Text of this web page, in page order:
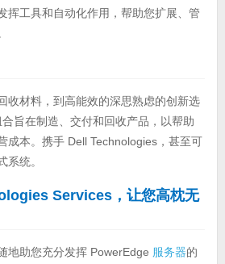
挥工具和自动化作用，帮助您扩展、管
收材料，到高能效的深思熟虑的创新选
旨在制造、交付和回收产品，以帮助
成本。携手 Dell Technologies，甚至可
系统。
Services，让您高枕无
地助您充分发挥 PowerEdge 服务器的